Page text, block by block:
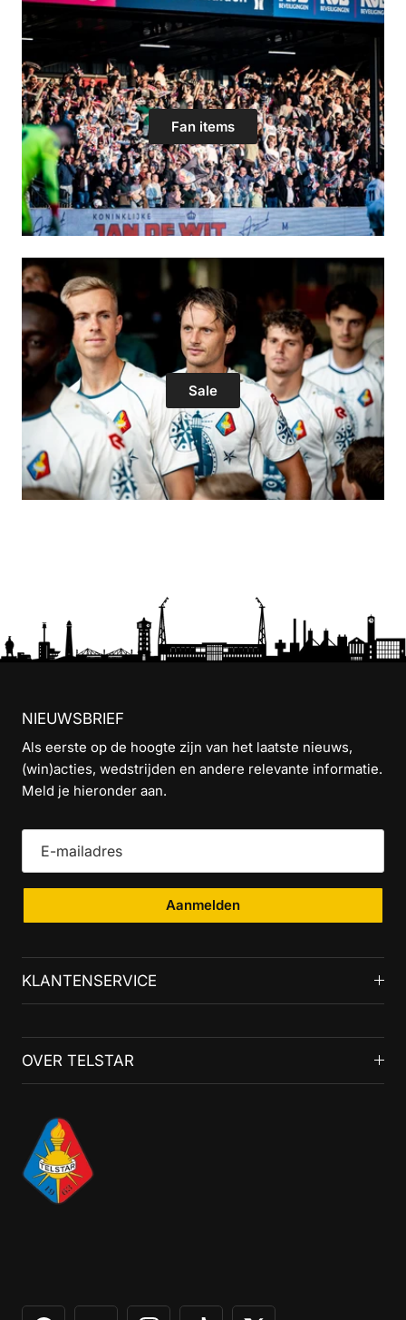
Fan items
Sale
NIEUWSBRIEF
Als eerste op de hoogte zijn van het laatste nieuws,
(win)acties, wedstrijden en andere relevante informatie.
Meld je hieronder aan.
Aanmelden
KLANTENSERVICE
OVER TELSTAR